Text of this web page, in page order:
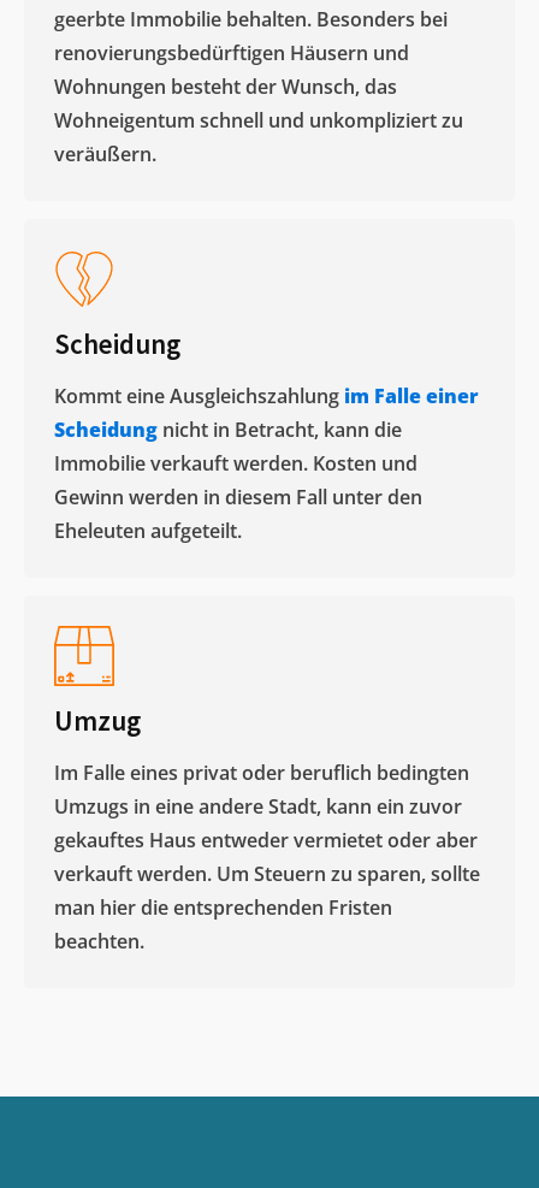
geerbte Immobilie behalten. Besonders bei
renovierungsbedürftigen Häusern und
Wohnungen besteht der Wunsch, das
Wohneigentum schnell und unkompliziert zu
veräußern. ​
Scheidung
Kommt eine Ausgleichszahlung im Falle einer
Scheidung nicht in Betracht, kann die
Immobilie verkauft werden. Kosten und
Gewinn werden in diesem Fall unter den
Eheleuten aufgeteilt.​
Umzug
Im Falle eines privat oder beruflich bedingten
Umzugs in eine andere Stadt, kann ein zuvor
gekauftes Haus entweder vermietet oder aber
verkauft werden. Um Steuern zu sparen, sollte
man hier die entsprechenden Fristen
beachten.